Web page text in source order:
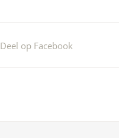
Deel op Facebook